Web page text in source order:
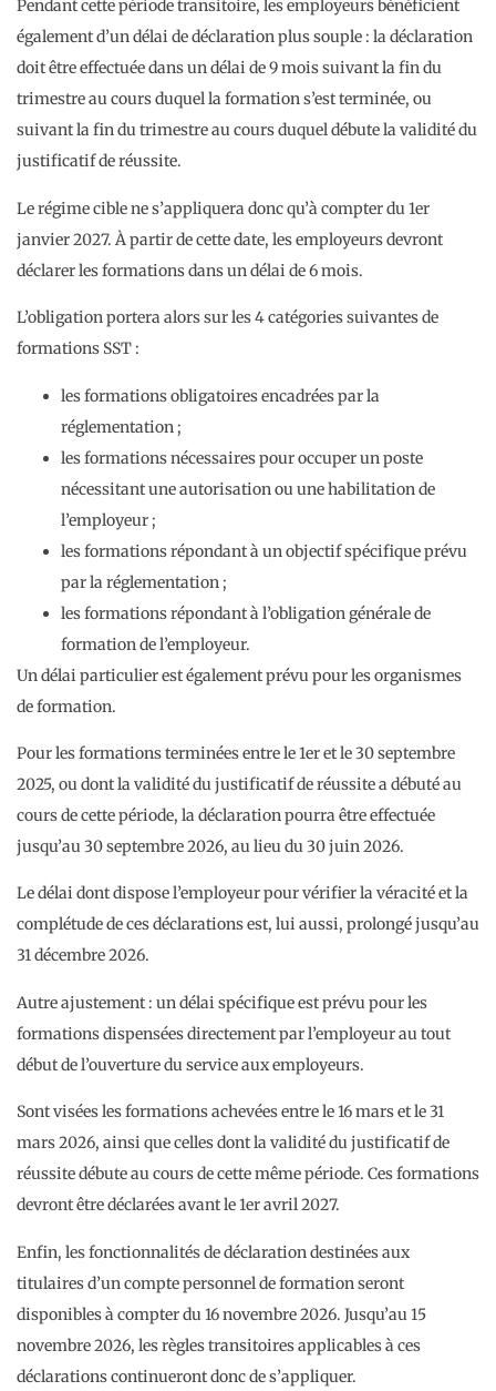
Pendant cette période transitoire, les employeurs bénéficient
également d’un délai de déclaration plus souple : la déclaration
doit être effectuée dans un délai de 9 mois suivant la fin du
trimestre au cours duquel la formation s’est terminée, ou
suivant la fin du trimestre au cours duquel débute la validité du
justificatif de réussite.
Le régime cible ne s’appliquera donc qu’à compter du 1er
janvier 2027. À partir de cette date, les employeurs devront
déclarer les formations dans un délai de 6 mois.
L’obligation portera alors sur les 4 catégories suivantes de
formations SST :
les formations obligatoires encadrées par la
réglementation ;
les formations nécessaires pour occuper un poste
nécessitant une autorisation ou une habilitation de
l’employeur ;
les formations répondant à un objectif spécifique prévu
par la réglementation ;
les formations répondant à l’obligation générale de
formation de l’employeur.
Un délai particulier est également prévu pour les organismes
de formation.
Pour les formations terminées entre le 1er et le 30 septembre
2025, ou dont la validité du justificatif de réussite a débuté au
cours de cette période, la déclaration pourra être effectuée
jusqu’au 30 septembre 2026, au lieu du 30 juin 2026.
Le délai dont dispose l’employeur pour vérifier la véracité et la
complétude de ces déclarations est, lui aussi, prolongé jusqu’au
31 décembre 2026.
Autre ajustement : un délai spécifique est prévu pour les
formations dispensées directement par l’employeur au tout
début de l’ouverture du service aux employeurs.
Sont visées les formations achevées entre le 16 mars et le 31
mars 2026, ainsi que celles dont la validité du justificatif de
réussite débute au cours de cette même période. Ces formations
devront être déclarées avant le 1er avril 2027.
Enfin, les fonctionnalités de déclaration destinées aux
titulaires d’un compte personnel de formation seront
disponibles à compter du 16 novembre 2026. Jusqu’au 15
novembre 2026, les règles transitoires applicables à ces
déclarations continueront donc de s’appliquer.